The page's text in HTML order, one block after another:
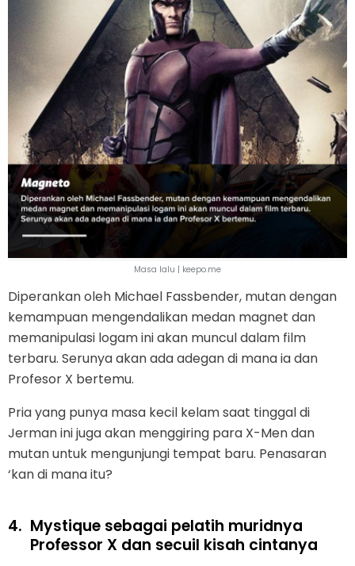
Masa lalu | keepo.me
Diperankan oleh Michael Fassbender, mutan dengan
kemampuan mengendalikan medan magnet dan
memanipulasi logam ini akan muncul dalam film
terbaru. Serunya akan ada adegan di mana ia dan
Profesor X bertemu.
Pria yang punya masa kecil kelam saat tinggal di
Jerman ini juga akan menggiring para X-Men dan
mutan untuk mengunjungi tempat baru. Penasaran
‘kan di mana itu?
4. Mystique sebagai pelatih muridnya
Professor X dan secuil kisah cintanya